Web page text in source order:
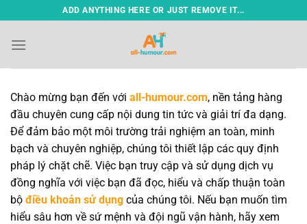
nội
ADD ANYTHING HERE OR JUST REMOVE IT...
Chào mừng bạn đến với all-humour.com, nền tảng hàng
đầu chuyên cung cấp nội dung tin tức và giải trí đa dạng.
Để đảm bảo một môi trường trải nghiệm an toàn, minh
bạch và chuyên nghiệp, chúng tôi thiết lập các quy định
pháp lý chặt chẽ. Việc bạn truy cập và sử dụng dịch vụ
đồng nghĩa với việc bạn đã đọc, hiểu và chấp thuận toàn
bộ điều khoản sử dụng của chúng tôi. Nếu bạn muốn tìm
hiểu sâu hơn về sứ mệnh và đội ngũ vận hành, hãy xem